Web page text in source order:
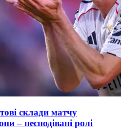
склади матчу
– несподівані ролі